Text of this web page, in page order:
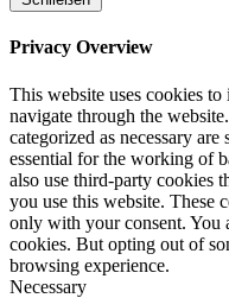
Privacy Overview
This website uses cookies
navigate through the
categorized as necessary
essential for the working of
also use third-party cookies
you use this website. These
only with your consent. You
cookies. But opting out of
browsing experience.
Necessary